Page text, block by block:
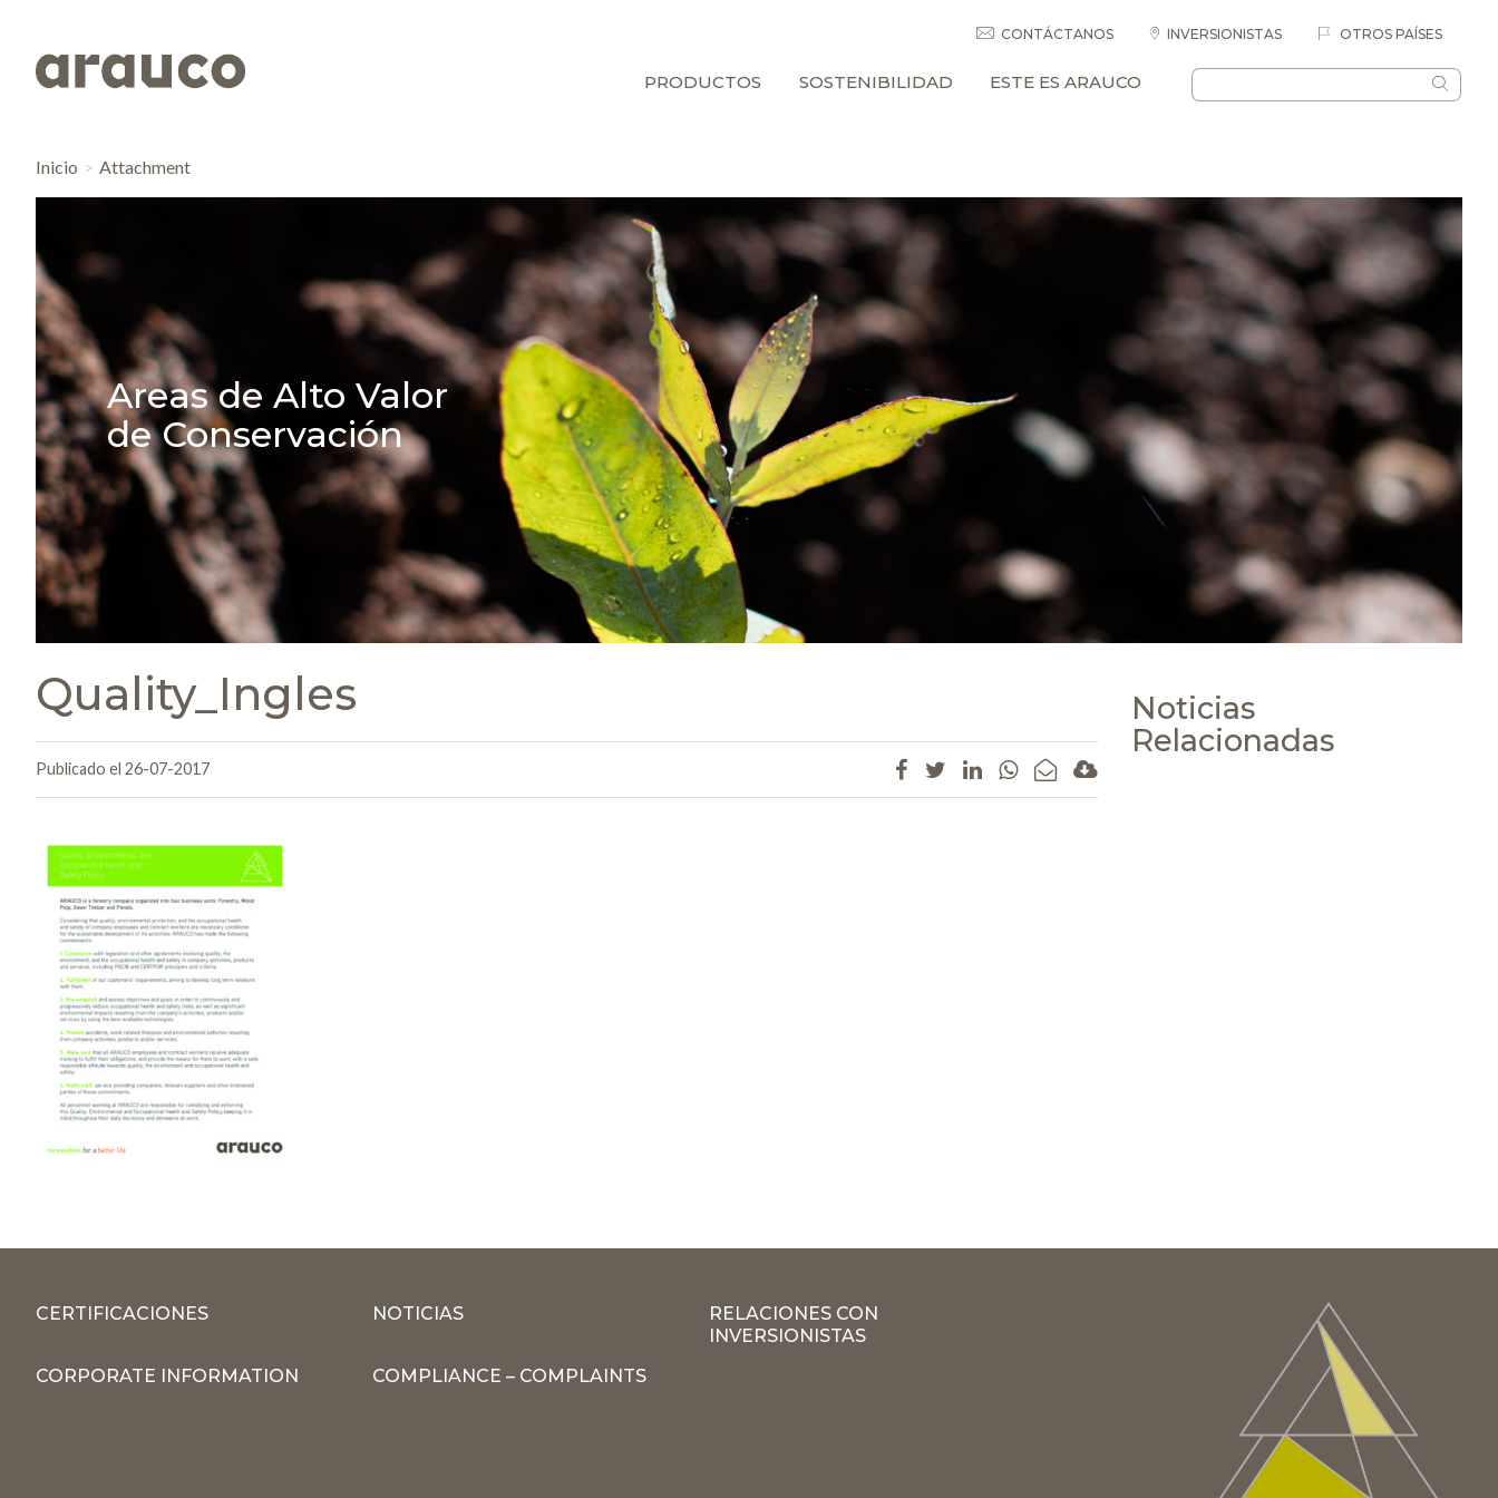
CONTÁCTANOS INVERSIONISTAS OTROS PAÍSES
PRODUCTOS SOSTENIBILIDAD ESTE ES ARAUCO
Inicio Attachment
Areas de Alto Valor
de Conservación
Quality_Ingles
Publicado el 26-07-2017
Noticias
Relacionadas
CERTIFICACIONES NOTICIAS
RELACIONES CON
INVERSIONISTAS
CORPORATE INFORMATION
COMPLIANCE – COMPLAINTS